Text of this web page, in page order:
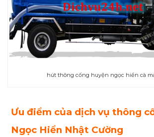
hút thông cống huyện ngọc hiển cà
Ưu điểm của dịch vụ thông
Ngọc Hiển Nhật Cường